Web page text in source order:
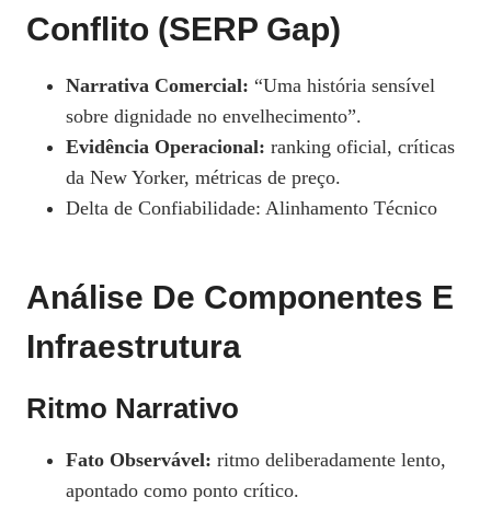
Conflito (SERP Gap)
Narrativa Comercial: “Uma história sensível
sobre dignidade no envelhecimento”.
Evidência Operacional: ranking oficial, críticas
da New Yorker, métricas de preço.
Delta de Confiabilidade: Alinhamento Técnico
Análise De Componentes E
Infraestrutura
Ritmo Narrativo
Fato Observável: ritmo deliberadamente lento,
apontado como ponto crítico.